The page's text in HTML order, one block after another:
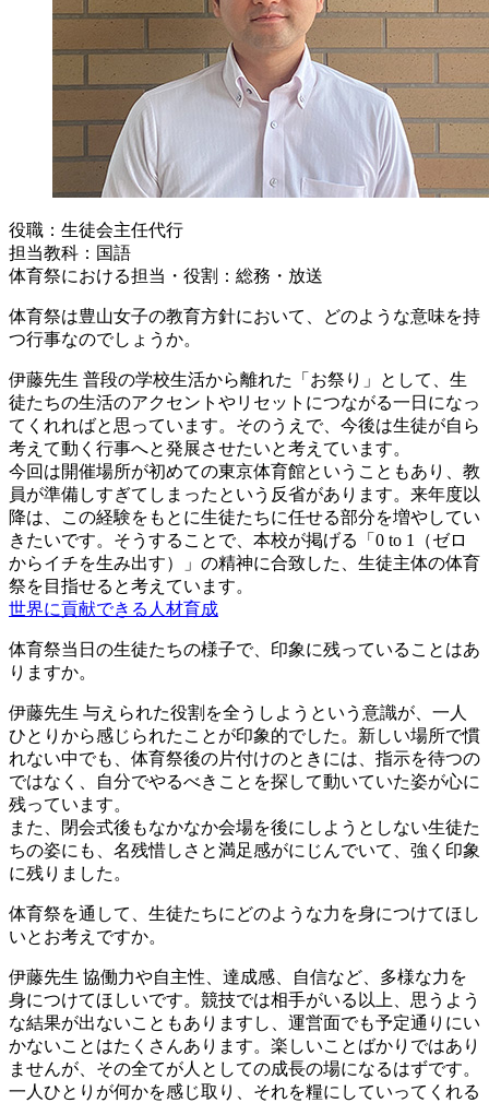
役職：生徒会主任代行
担当教科：国語
体育祭における担当・役割：総務・放送
体育祭は豊山女子の教育方針において、どのような意味を持
つ行事なのでしょうか。
伊藤先生 普段の学校生活から離れた「お祭り」として、生
徒たちの生活のアクセントやリセットにつながる一日になっ
てくれればと思っています。そのうえで、今後は生徒が自ら
考えて動く行事へと発展させたいと考えています。
今回は開催場所が初めての東京体育館ということもあり、教
員が準備しすぎてしまったという反省があります。来年度以
降は、この経験をもとに生徒たちに任せる部分を増やしてい
きたいです。そうすることで、本校が掲げる「0 to 1（ゼロ
からイチを生み出す）」の精神に合致した、生徒主体の体育
祭を目指せると考えています。
世界に貢献できる人材育成
体育祭当日の生徒たちの様子で、印象に残っていることはあ
りますか。
伊藤先生 与えられた役割を全うしようという意識が、一人
ひとりから感じられたことが印象的でした。新しい場所で慣
れない中でも、体育祭後の片付けのときには、指示を待つの
ではなく、自分でやるべきことを探して動いていた姿が心に
残っています。
また、閉会式後もなかなか会場を後にしようとしない生徒た
ちの姿にも、名残惜しさと満足感がにじんでいて、強く印象
に残りました。
体育祭を通して、生徒たちにどのような力を身につけてほし
いとお考えですか。
伊藤先生 協働力や自主性、達成感、自信など、多様な力を
身につけてほしいです。競技では相手がいる以上、思うよう
な結果が出ないこともありますし、運営面でも予定通りにい
かないことはたくさんあります。楽しいことばかりではあり
ませんが、その全てが人としての成長の場になるはずです。
一人ひとりが何かを感じ取り、それを糧にしていってくれる